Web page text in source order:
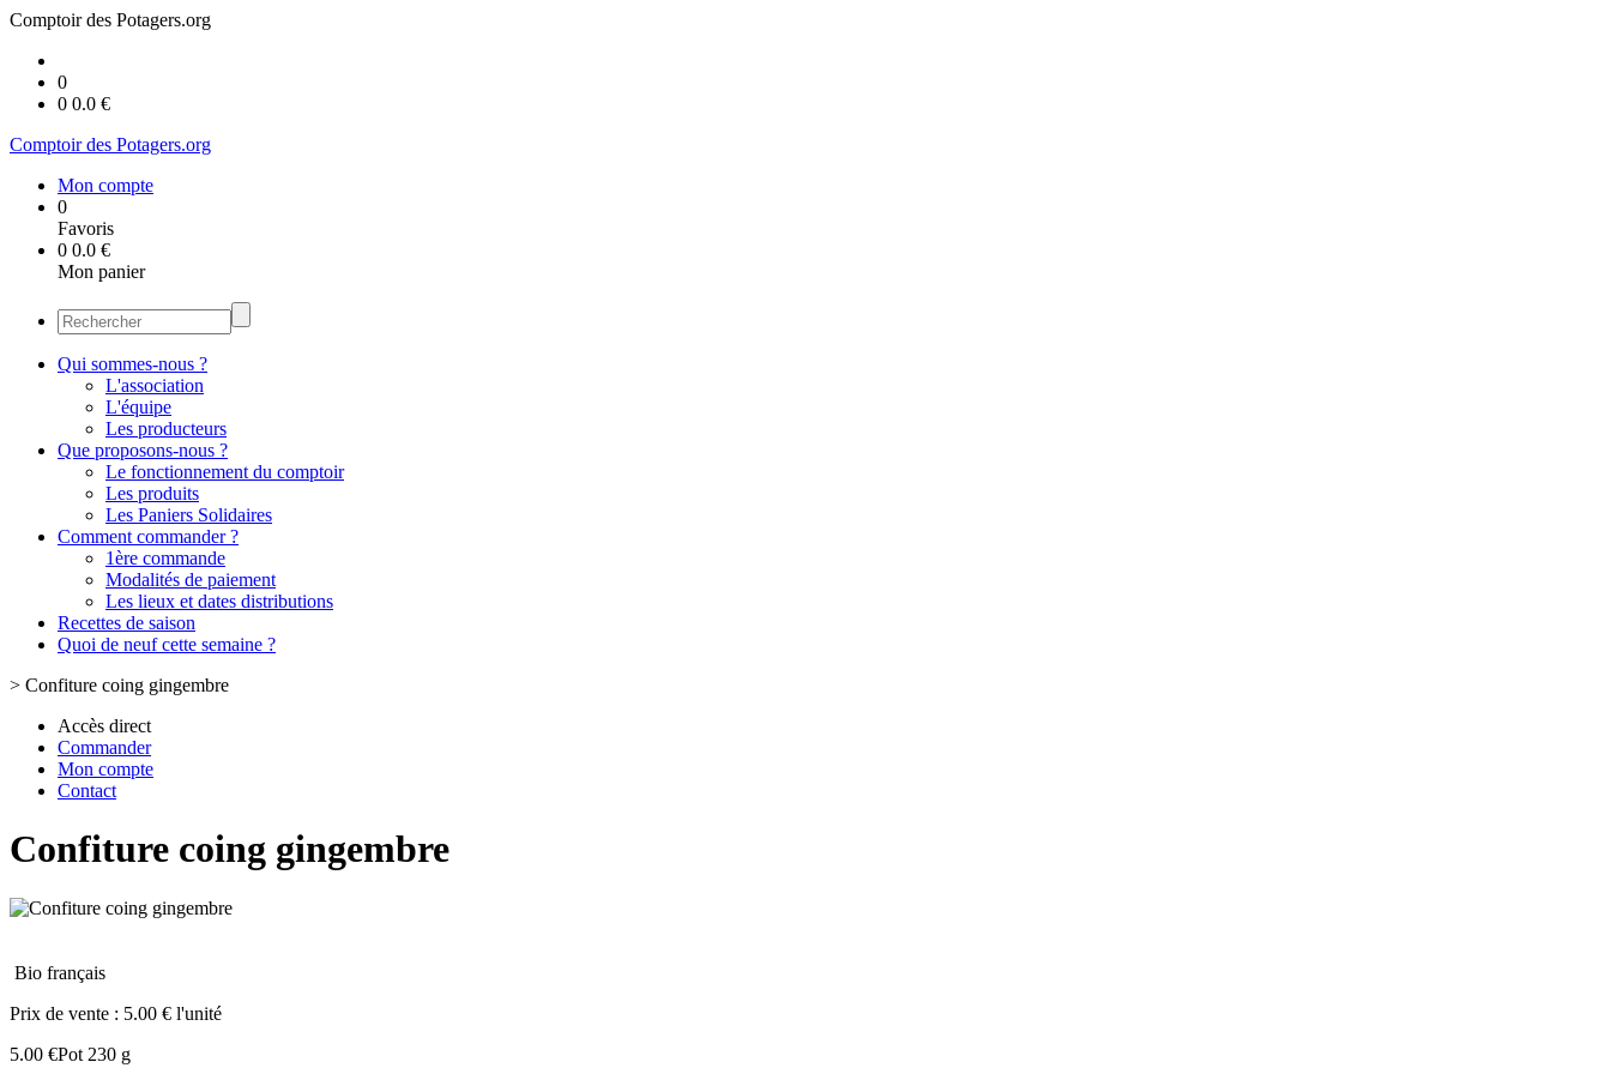
Comptoir des Potagers.org
0
0 0.0 €
Comptoir des Potagers.org
Mon compte
0
Favoris
0 0.0 €
Mon panier
Qui sommes-nous ?
L'association
L'équipe
Les producteurs
Que proposons-nous ?
Le fonctionnement du comptoir
Les produits
Les Paniers Solidaires
Comment commander ?
1ère commande
Modalités de paiement
Les lieux et dates distributions
Recettes de saison
Quoi de neuf cette semaine ?
> Confiture coing gingembre
Accès direct
Commander
Mon compte
Contact
Confiture coing gingembre
Bio français
Prix de vente : 5.00 € l'unité
5.00 €Pot 230 g